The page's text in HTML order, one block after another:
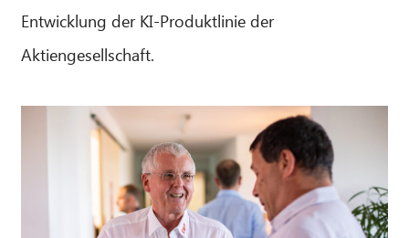
Entwicklung der KI-Produktlinie der
Aktiengesellschaft.